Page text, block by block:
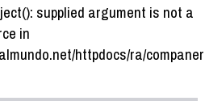
supplied argument is not a
in
httpdocs/ra/